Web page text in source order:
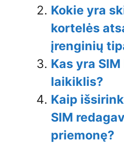
Kokie yra
kortelės
įrenginių
Kas yra
laikiklis?
Kaip
SIM
priemonę?